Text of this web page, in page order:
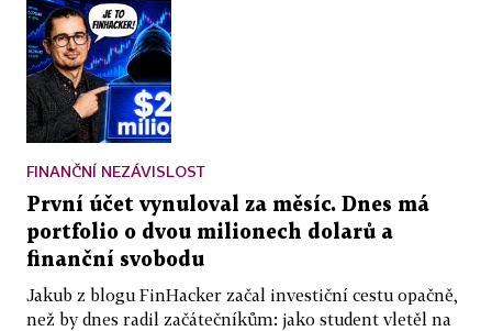
FINANČNÍ NEZÁVISLOST
První účet vynuloval za měsíc. Dnes má
portfolio o dvou milionech dolarů a
finanční svobodu
Jakub z blogu FinHacker začal investiční cestu opačně,
než by dnes radil začátečníkům: jako student vletěl na